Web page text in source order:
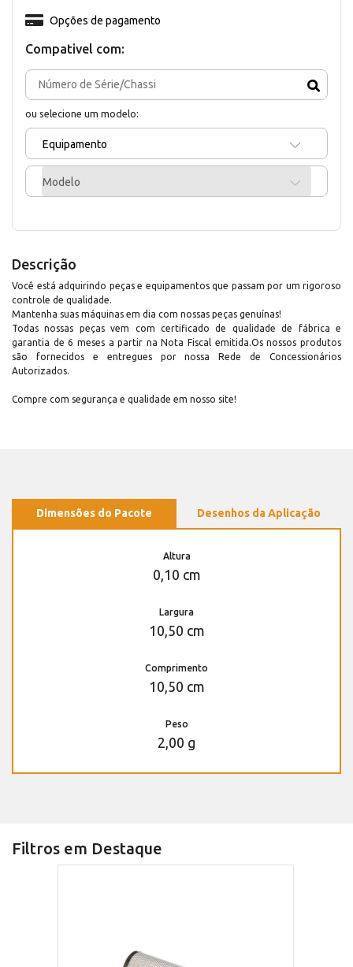
Compativel com:
ou selecione um modelo:
Equipamento
Modelo
Opções de pagamento
Descrição
Você está adquirindo peças e equipamentos que passam por um rigoroso
controle de qualidade.
Mantenha suas máquinas em dia com nossas peças genuínas!
Todas nossas peças vem com certificado de qualidade de fábrica e
garantia de 6 meses a partir na Nota Fiscal emitida.Os nossos produtos
são fornecidos e entregues por nossa Rede de Concessionários
Autorizados.
Compre com segurança e qualidade em nosso site!
Dimensões do Pacote Desenhos da Aplicação
Altura
0,10 cm
Largura
10,50 cm
Comprimento
10,50 cm
Peso
2,00 g
Filtros em Destaque